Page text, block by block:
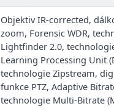
Objektiv IR-corrected,
zoom, Forensic WDR,
Lightfinder 2.0,
Learning Processing Unit
technologie Zipstream,
funkce PTZ, Adaptive
technologie Multi-Bitrate